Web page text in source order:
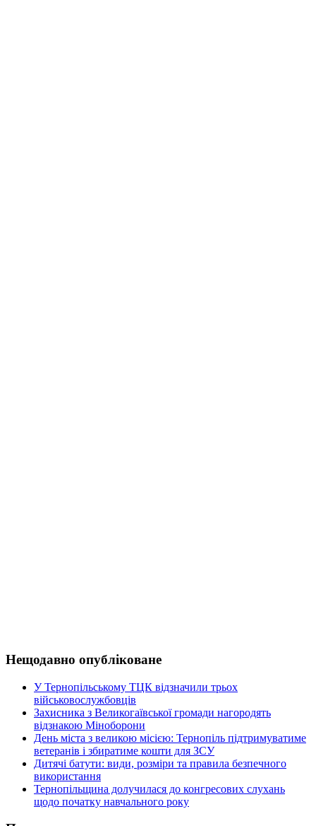
Нещодавно опубліковане
У Тернопільському ТЦК відзначили трьох
військовослужбовців
Захисника з Великогаївської громади нагородять
відзнакою Міноборони
День міста з великою місією: Тернопіль підтримуватиме
ветеранів і збиратиме кошти для ЗСУ
Дитячі батути: види, розміри та правила безпечного
використання
Тернопільщина долучилася до конгресових слухань
щодо початку навчального року